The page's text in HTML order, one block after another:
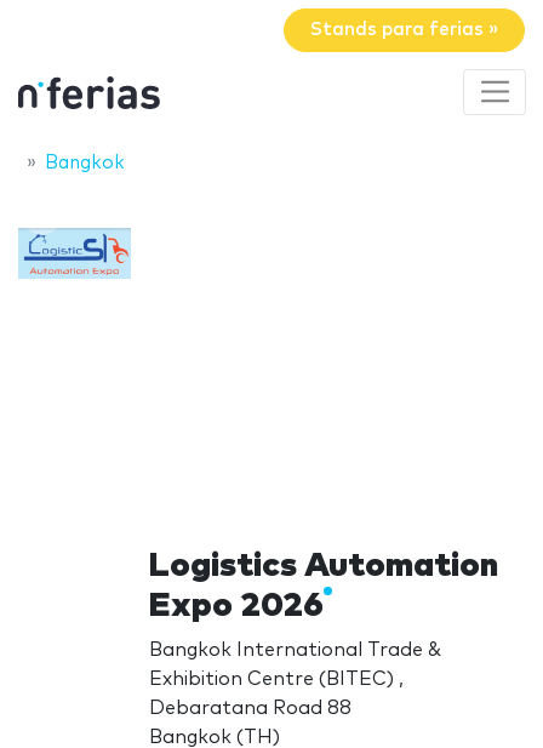
Stands para ferias »
Bangkok
Logistics Automation
Expo 2026
Bangkok International Trade &
Exhibition Centre (BITEC) ,
Debaratana Road 88
Bangkok (TH)